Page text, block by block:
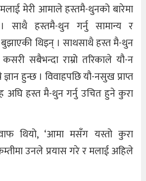
मेरी आमाले हस्तमै-थुनको बारेमा
साथै हस्तमै-थुन गर्नु सामान्य र
बुझाएकी थिइन् । साथसाथै हस्त मै-थुन
सबैभन्दा राम्रो तरिकाले यौ-न
हुन्छ । विवाहपछि यौ-नसुख प्राप्त
अघि हस्त मै-थुन गर्नु उचित हुने कुरा
थियो, ‘आमा मसँग यस्तो कुरा
उनले प्रयास गरे र मलाई अहिले